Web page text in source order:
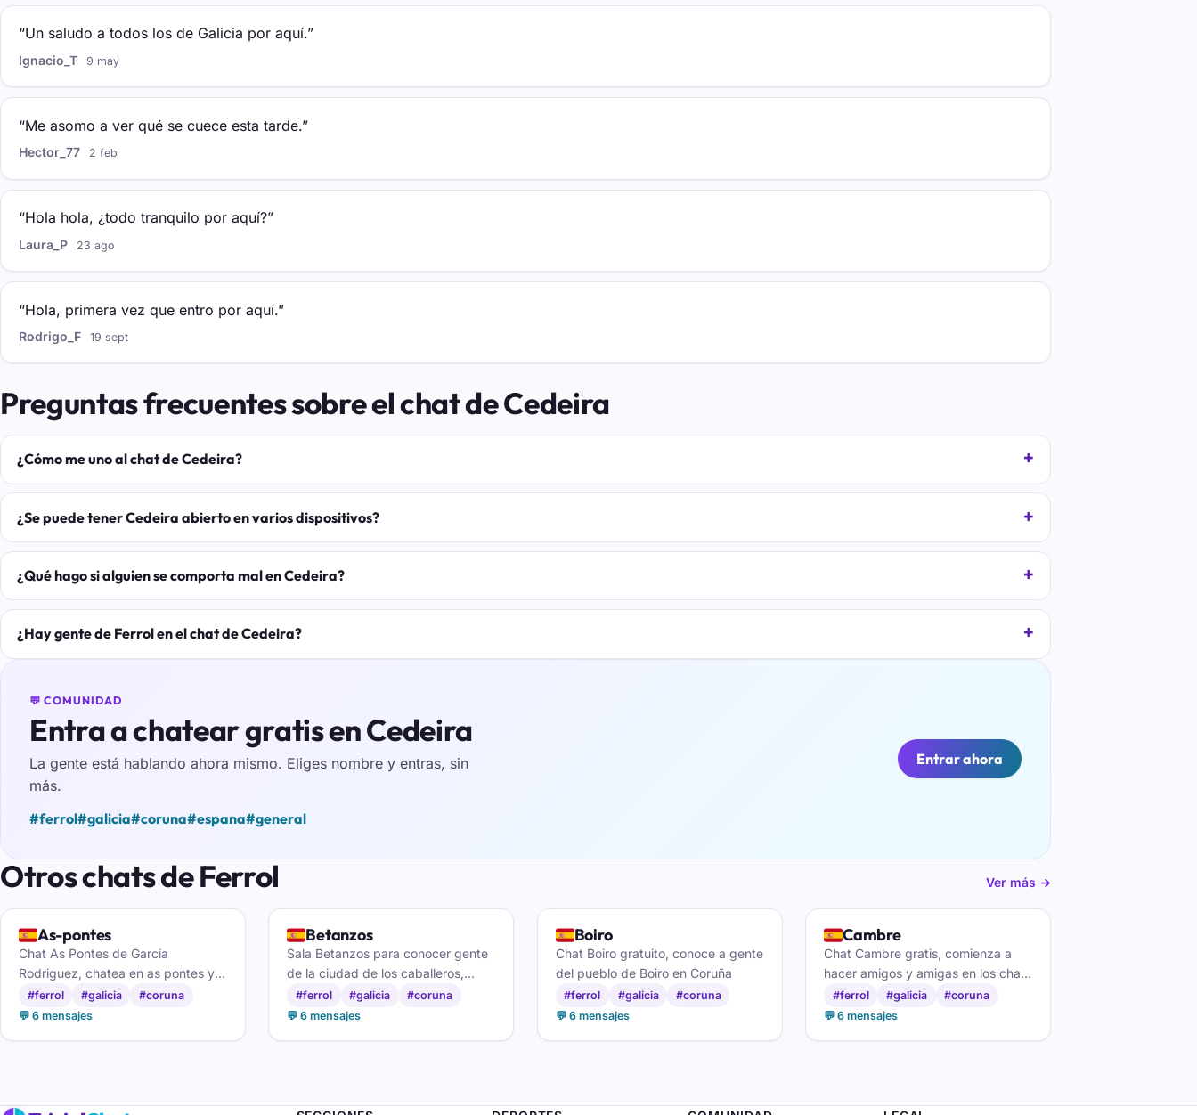
“Un saludo a todos los de Galicia por aquí.”
Ignacio_T 9 may
“Me asomo a ver qué se cuece esta tarde.”
Hector_77 2 feb
“Hola hola, ¿todo tranquilo por aquí?”
Laura_P 23 ago
“Hola, primera vez que entro por aquí.”
Rodrigo_F 19 sept
Preguntas frecuentes sobre el chat de Cedeira
¿Cómo me uno al chat de Cedeira?
¿Se puede tener Cedeira abierto en varios dispositivos?
¿Qué hago si alguien se comporta mal en Cedeira?
¿Hay gente de Ferrol en el chat de Cedeira?
💬 COMUNIDAD
Entra a chatear gratis en Cedeira
La gente está hablando ahora mismo. Eliges nombre y entras, sin
más.
#ferrol#galicia#coruna#espana#general
Entrar ahora
Otros chats de Ferrol Ver más →
🇪🇸As-pontes
Chat As Pontes de Garcia
Rodriguez, chatea en as pontes y
haz nuegos amigos en Galicia
#ferrol #galicia
#coruna
💬 6 mensajes
🇪🇸Betanzos
Sala Betanzos para conocer gente
de la ciudad de los caballeros,
charlar con brigantinos y hacer
amigos por las Mariñas coruñesas.
#ferrol #galicia
#coruna
💬 6 mensajes
🇪🇸Boiro
Chat Boiro gratuito, conoce a gente
del pueblo de Boiro en Coruña
#ferrol #galicia
#coruna
💬 6 mensajes
🇪🇸Cambre
Chat Cambre gratis, comienza a
hacer amigos y amigas en los chats
gallegos de Cambre
#ferrol #galicia
#coruna
💬 6 mensajes